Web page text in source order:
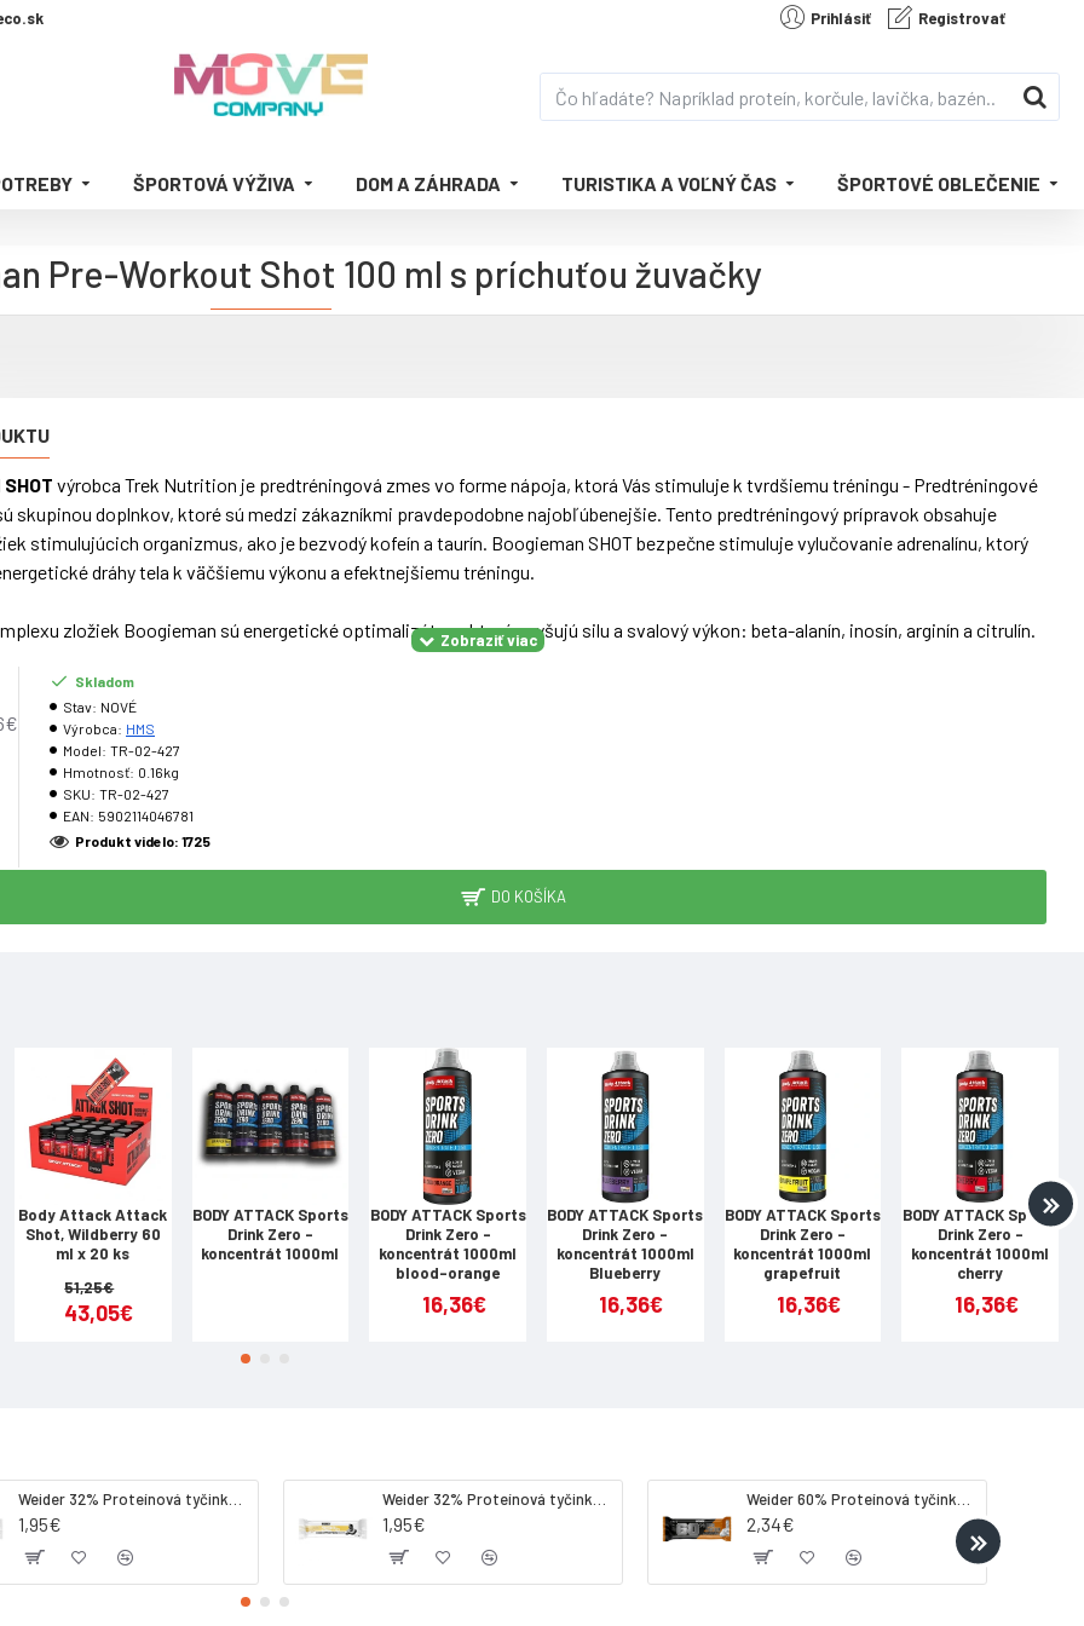
Prihlásiť Registrovať
ŠPORTOVÁ VÝŽIVA DOM A ZÁHRADA TURISTIKA A VOĽNÝ ČAS ŠPORTOVÉ OBLEČENIE
Pre-Workout Shot 100 ml s príchuťou žuvačky
SHOT výrobca Trek Nutrition je predtréningová zmes vo forme nápoja, ktorá Vás stimuluje k tvrdšiemu tréningu - Predtréningové
skupinou doplnkov, ktoré sú medzi zákazníkmi pravdepodobne najobľúbenejšie. Tento predtréningový prípravok obsahuje
stimulujúcich organizmus, ako je bezvodý kofeín a taurín. Boogieman SHOT bezpečne stimuluje vylučovanie adrenalínu, ktorý
dráhy tela k väčšiemu výkonu a efektnejšiemu tréningu.
zložiek Boogieman sú energetické optimalizátory, ktoré zvyšujú silu a svalový výkon: beta-alanín, inosín, arginín a citrulín.
SHOT
alanínu, kofeínu, L-Arginínu, L-Citrulínu a inosinu.
podobu SHOTu.
nápoj.
100 ml prípravku - 2 denné dávky.
HODNÔT
obsahuje:
2500 mg
1000 mg
(AAKG): 1000 mg
650 mg
100 mg
Skladom
Stav: NOVÉ
Výrobca: HMS
Model: TR-02-427
Hmotnosť: 0.16kg
SKU: TR-02-427
EAN: 5902114046781
Produkt videlo: 1725
DO KOŠÍKA
Body Attack Attack
Shot, Wildberry 60
ml x 20 ks
43,05€
51,25€
BODY ATTACK Sports
Drink Zero -
koncentrát 1000ml
BODY ATTACK Sports
Drink Zero -
koncentrát 1000ml
blood-orange
16,36€
BODY ATTACK Sports
Drink Zero -
koncentrát 1000ml
Blueberry
16,36€
BODY ATTACK Sports
Drink Zero -
koncentrát 1000ml
grapefruit
16,36€
BODY ATTACK Sports
Drink Zero -
koncentrát 1000ml
cherry
16,36€
1,95€ 1,95€ 2,34€